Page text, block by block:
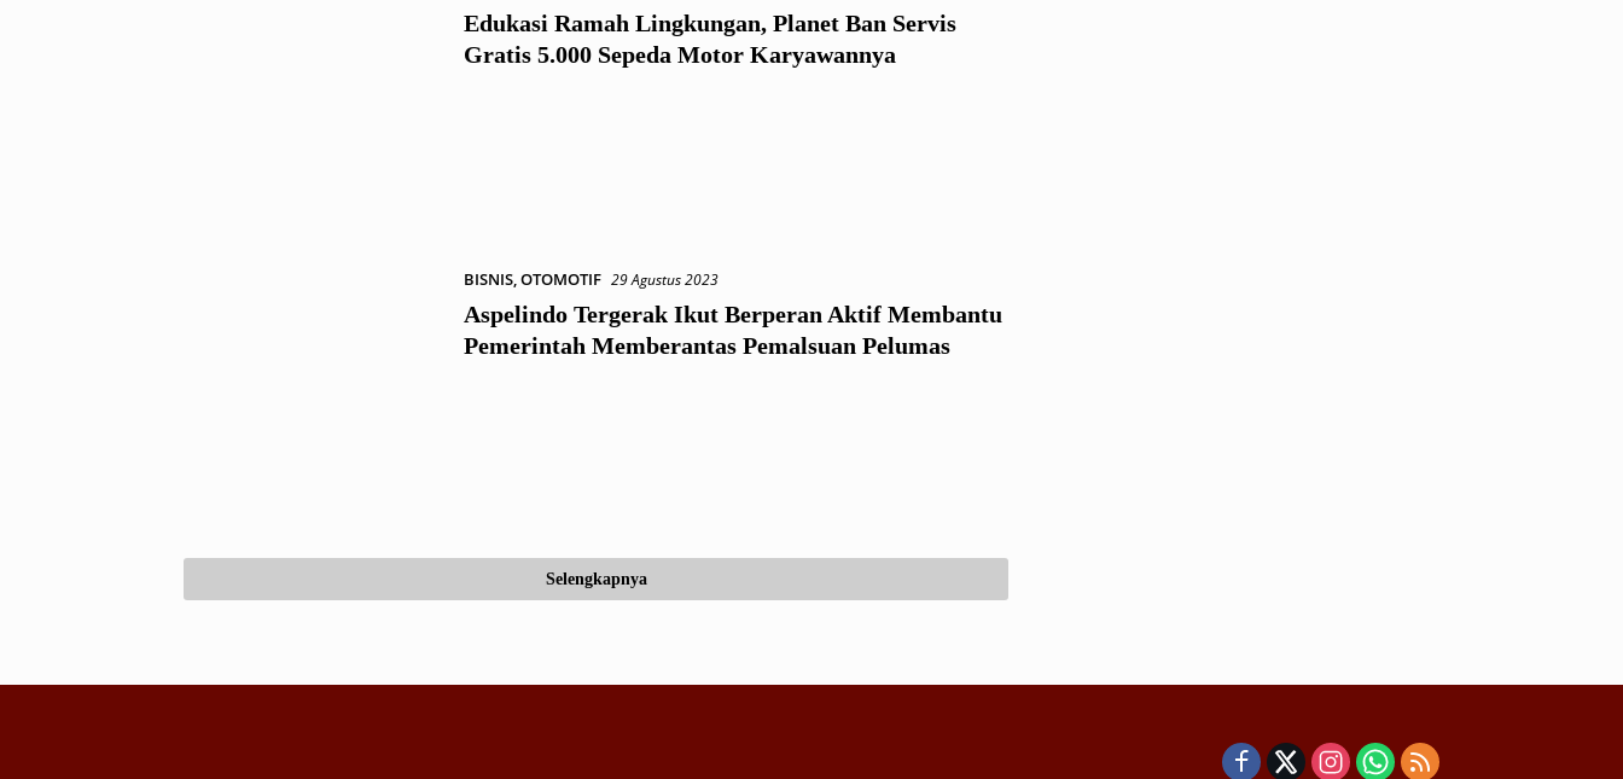
Edukasi Ramah Lingkungan, Planet Ban Servis
Gratis 5.000 Sepeda Motor Karyawannya
BISNIS,OTOMOTIF 29 Agustus 2023
Aspelindo Tergerak Ikut Berperan Aktif Membantu
Pemerintah Memberantas Pemalsuan Pelumas
Selengkapnya